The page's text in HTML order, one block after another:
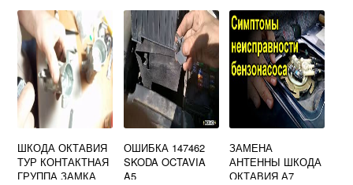
ШКОДА ОКТАВИЯ
ТУР КОНТАКТНАЯ
ГРУППА ЗАМКА
ОШИБКА 147462
SKODA OCTAVIA
A5
ЗАМЕНА
АНТЕННЫ ШКОДА
ОКТАВИЯ А7